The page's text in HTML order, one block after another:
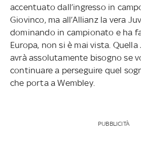
accentuato dall’ingresso in
Giovinco, ma all’Allianz la vera
dominando in campionato e ha
Europa, non si è mai vista.
avrà assolutamente bisogno se
continuare a perseguire quel
che porta a Wembley.
PUBBLICITÀ